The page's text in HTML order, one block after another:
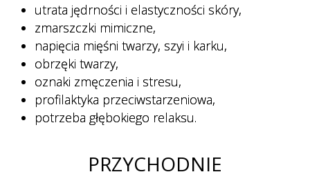
utrata jędrności i elastyczności skóry,
zmarszczki mimiczne,
napięcia mięśni twarzy, szyi i karku,
obrzęki twarzy,
oznaki zmęczenia i stresu,
profilaktyka przeciwstarzeniowa,
potrzeba głębokiego relaksu.
PRZYCHODNIE